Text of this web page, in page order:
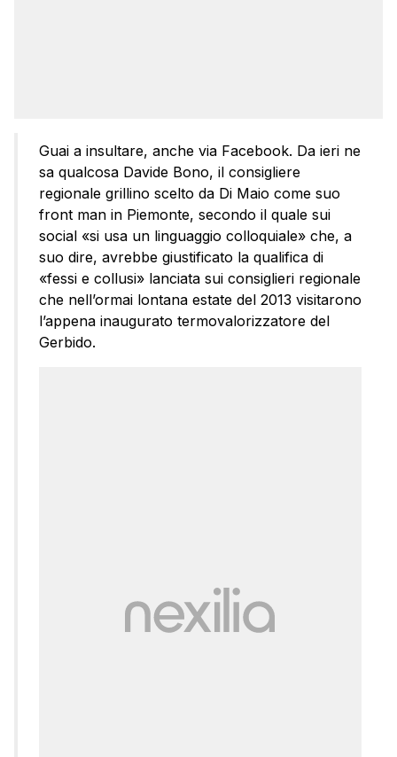
Guai a insultare, anche via Facebook. Da ieri ne
sa qualcosa Davide Bono, il consigliere
regionale grillino scelto da Di Maio come suo
front man in Piemonte, secondo il quale sui
social «si usa un linguaggio colloquiale» che, a
suo dire, avrebbe giustificato la qualifica di
«fessi e collusi» lanciata sui consiglieri regionale
che nell’ormai lontana estate del 2013 visitarono
l’appena inaugurato termovalorizzatore del
Gerbido.